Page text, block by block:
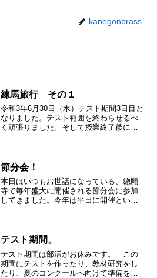
kanegonbrass
練馬旅行 その１
令和3年6月30日（水）テスト期間3日目と
なりました。テスト範囲を終わらせるべ
く頑張りました。そして授業終了後に、
ちらはその場でやっ...
節分会！
本日はいつもお世話になっている、總願
寺で毎年盛大に開催される節分会に参加
してきました。今年は平日に開催という
のお客様で賑...
テスト期間。
テスト期間は部活がお休みです。 この
期間にテストを作ったり、教材研究をし
たり、夏のコンクールへ向けて準備をし